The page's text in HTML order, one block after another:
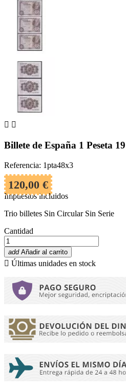
 
Billete de España 1 Peseta
Referencia: 1pta48x3
120,00 €
Impuestos incluidos
Trio billetes Sin Circular Sin Serie
Cantidad
add Añadir al carrito
 Últimas unidades en stock